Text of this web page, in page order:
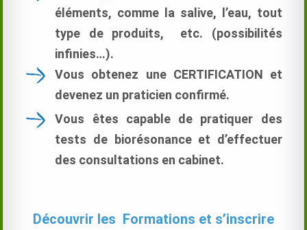
éléments, comme la salive, l’eau, tout
type de produits, etc. (possibilités
infinies…).
Vous obtenez une CERTIFICATION et
devenez un praticien confirmé.
Vous êtes capable de pratiquer des
tests de biorésonance et d’effectuer
des consultations en cabinet.
Découvrir les Formations et s’inscrire